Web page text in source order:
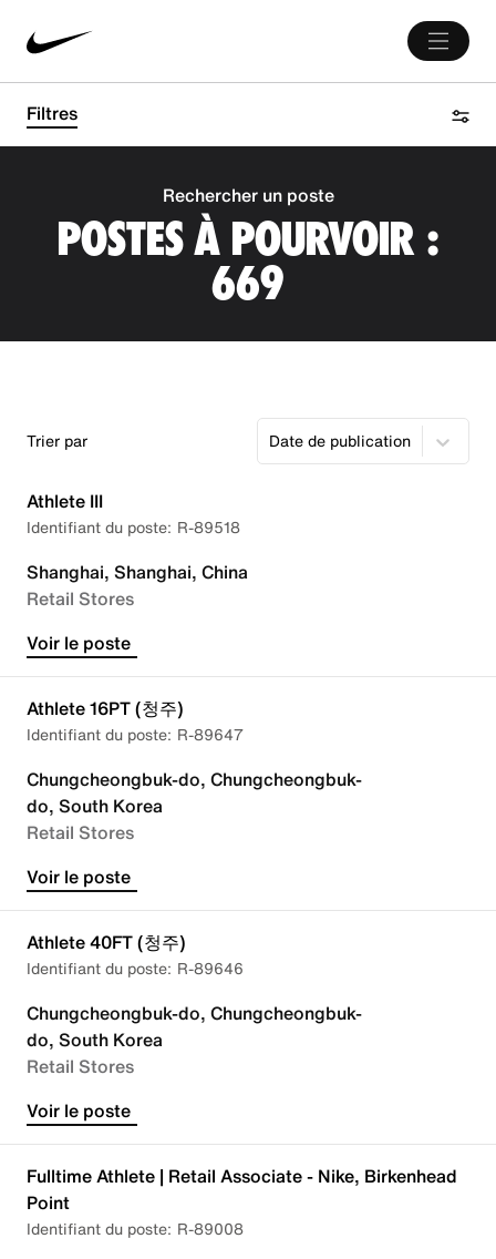
Filtres
Rechercher un poste
POSTES À POURVOIR :
669
Trier par Date de publication
Athlete III
R-89518
Shanghai, Shanghai, China
Retail Stores
Voir le poste
Athlete 16PT (청주)
R-89647
Chungcheongbuk-do, Chungcheongbuk-
do, South Korea
Retail Stores
Voir le poste
Athlete 40FT (청주)
R-89646
Chungcheongbuk-do, Chungcheongbuk-
do, South Korea
Retail Stores
Voir le poste
Fulltime Athlete | Retail Associate - Nike, Birkenhead
Point
R-89008